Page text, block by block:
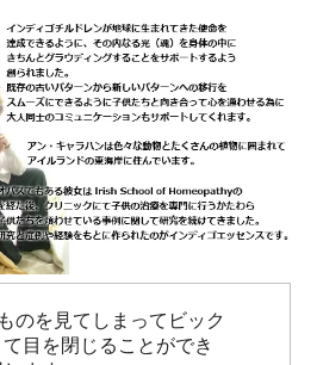
のを見てしまってビック
目を閉じることができ